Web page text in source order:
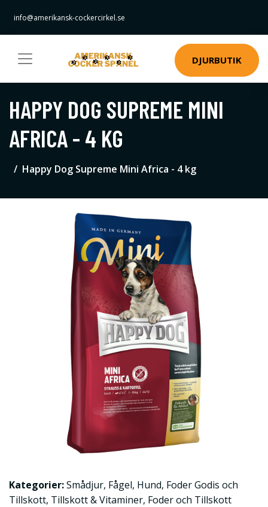
info@amerikansk-cockercirkel.se
DJURBUTIK
HAPPY DOG SUPREME MINI
AFRICA - 4 KG
Happy Dog Supreme Mini Africa - 4 kg
Kategorier:Smådjur, Fågel, Hund, Foder Godis och
Tillskott, Tillskott & Vitaminer, Foder och Tillskott